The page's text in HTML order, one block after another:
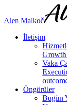
Alen Malkoč
İletişim
Growth
Vaka
Öngörüler
Bugün